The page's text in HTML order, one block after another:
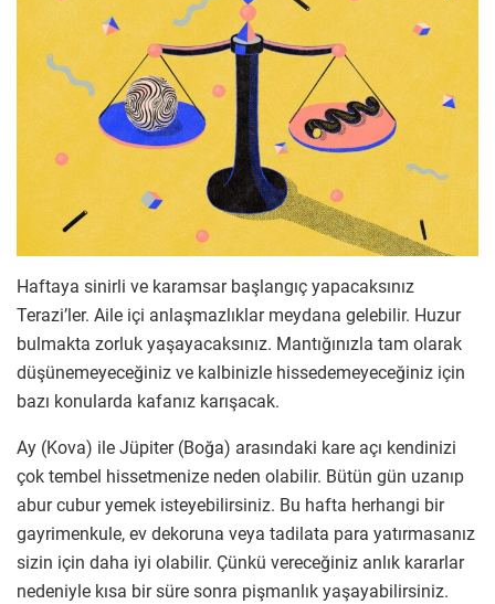
Haftaya sinirli ve karamsar başlangıç yapacaksınız
Terazi’ler. Aile içi anlaşmazlıklar meydana gelebilir. Huzur
bulmakta zorluk yaşayacaksınız. Mantığınızla tam olarak
düşünemeyeceğiniz ve kalbinizle hissedemeyeceğiniz için
bazı konularda kafanız karışacak.
Ay (Kova) ile Jüpiter (Boğa) arasındaki kare açı kendinizi
çok tembel hissetmenize neden olabilir. Bütün gün uzanıp
abur cubur yemek isteyebilirsiniz. Bu hafta herhangi bir
gayrimenkule, ev dekoruna veya tadilata para yatırmasanız
sizin için daha iyi olabilir. Çünkü vereceğiniz anlık kararlar
nedeniyle kısa bir süre sonra pişmanlık yaşayabilirsiniz.